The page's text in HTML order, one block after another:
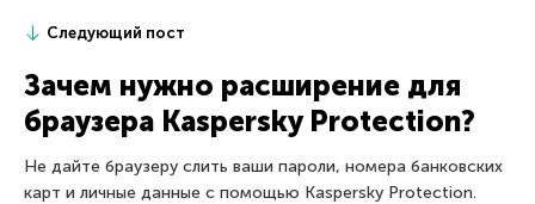
Следующий пост
Зачем нужно расширение для
браузера Kaspersky Protection?
Не дайте браузеру слить ваши пароли, номера банковских
карт и личные данные с помощью Kaspersky Protection.